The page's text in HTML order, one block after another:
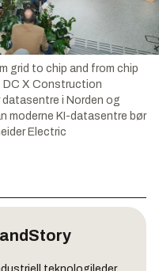
grid to chip and from chip
DC X Construction
i Norden og
moderne KI-datasentre bør
Electric